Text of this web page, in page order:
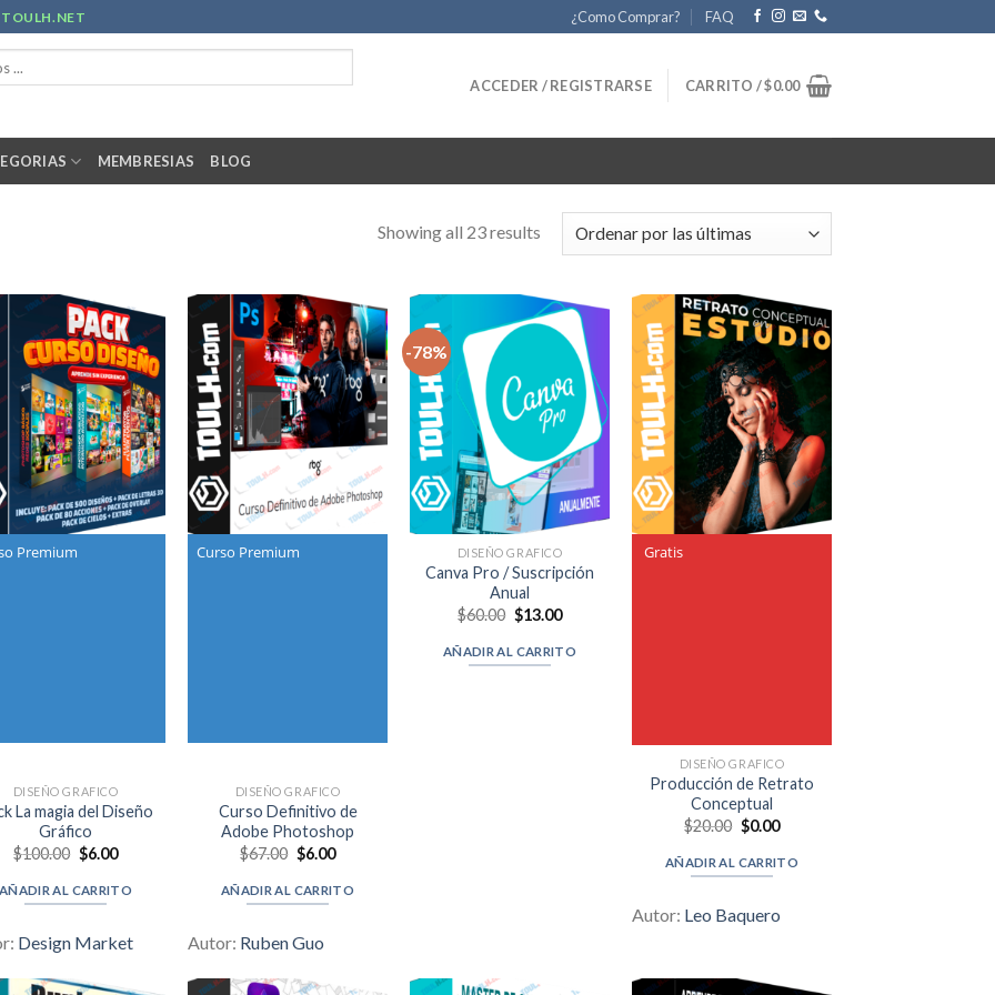
TOULH.NET ¿Como Comprar? FAQ
ACCEDER / REGISTRARSE CARRITO /$0.00
MEMBRESIAS BLOG
Showing all 23 results
Premium
DISEÑO GRAFICO
La magia del Diseño
Gráfico
$100.00 Original
price
was:
$100.00.
$6.00Current
is:
$6.00.
AÑADIR AL CARRITO
Design Market
Curso Premium
DISEÑO GRAFICO
Curso Definitivo de
Adobe Photoshop
$67.00 Original
price
was:
$67.00.
$6.00Current
is:
$6.00.
AÑADIR AL CARRITO
Autor: Ruben Guo
-78%
DISEÑO GRAFICO
Canva Pro / Suscripción
Anual
$60.00 Original
price
was:
$60.00.
$13.00Current
is:
$13.00.
AÑADIR AL CARRITO
Gratis
DISEÑO GRAFICO
Producción de Retrato
Conceptual
$20.00 Original
price
was:
$20.00.
$0.00Current
is:
$0.00.
AÑADIR AL CARRITO
Autor: Leo Baquero